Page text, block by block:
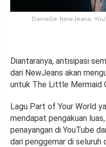
Danielle NewJeans.
Diantaranya, antisipasi
dari NewJeans akan
untuk The Little Mermaid
Lagu Part of Your World
mendapat pengakuan
penayangan di YouTube
dari penggemar di seluruh